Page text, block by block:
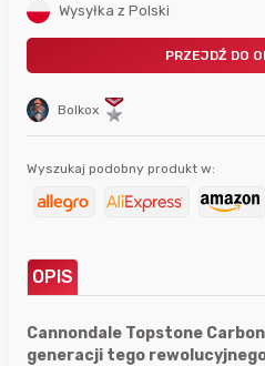
Bolkox
Wysyłka z Polski
PRZEJDŹ DO
Wyszukaj podobny produkt w:
OPIS
Cannondale Topstone
generacji tego